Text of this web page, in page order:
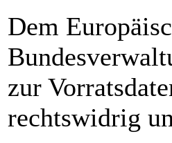
Dem
zur
rechtswidrig